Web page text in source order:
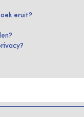
eruit?